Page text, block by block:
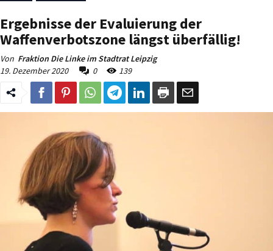
Ergebnisse der Evaluierung der
Waffenverbotszone längst überfällig!
Von Fraktion Die Linke im Stadtrat Leipzig
19. Dezember 2020
0 139